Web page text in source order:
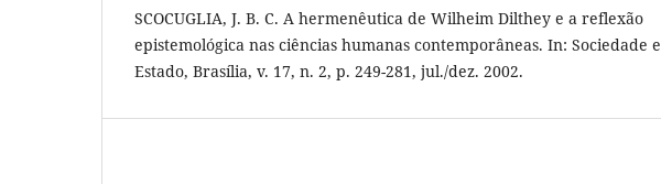
SCOCUGLIA, J. B. C. A hermenêutica de Wilheim Dilthey e a reflexão
epistemológica nas ciências humanas contemporâneas. In: Sociedade e
Estado, Brasília, v. 17, n. 2, p. 249-281, jul./dez. 2002.